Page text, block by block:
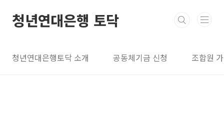
청년연대은행 토닥
청년연대은행토닥 소개 공동체기금 신청 조합원